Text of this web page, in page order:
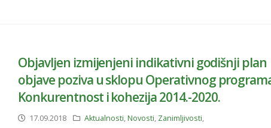
Objavljen izmijenjeni indikativni godišnji plan
objave poziva u sklopu Operativnog
Konkurentnost i kohezija 2014.-2020.
17.09.2018 Aktualnosti,Novosti, Zanimljivosti,